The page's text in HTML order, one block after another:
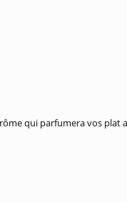
qui parfumera vos plat